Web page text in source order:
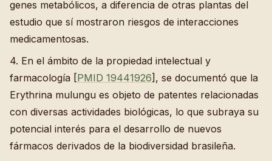
genes metabólicos, a diferencia de otras plantas del
estudio que sí mostraron riesgos de interacciones
medicamentosas.
4. En el ámbito de la propiedad intelectual y
farmacología [PMID 19441926], se documentó que la
Erythrina mulungu es objeto de patentes relacionadas
con diversas actividades biológicas, lo que subraya su
potencial interés para el desarrollo de nuevos
fármacos derivados de la biodiversidad brasileña.